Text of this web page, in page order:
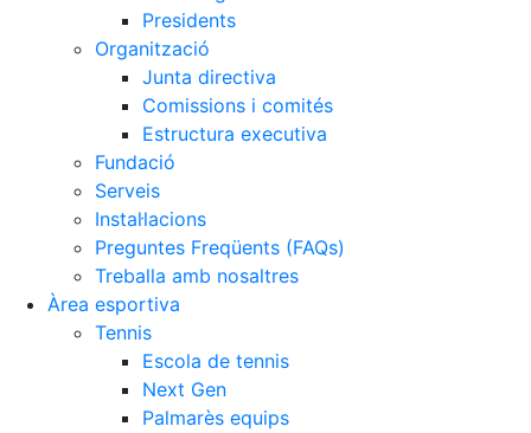
Presidents
Organització
Junta directiva
Comissions i comités
Estructura executiva
Fundació
Serveis
Instal·lacions
Preguntes Freqüents (FAQs)
Treballa amb nosaltres
Àrea esportiva
Tennis
Escola de tennis
Next Gen
Palmarès equips